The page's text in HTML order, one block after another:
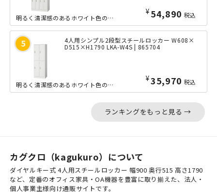
¥ 54,890 税込
明るく清潔感のあるホワイト色のエコ塗装を施した、大変リーズナブルな8人用スチール...
4人用シンプル2段型スチールロッカー W608×
D515×H1790 LKA-W4S | 865704
¥35,970 税込
明るく清潔感のあるホワイト色のエコ塗装を施した、大変リーズナブルな4人用2段型ス...
ランキングをもっと見る →
カグクロ（kagukuro）について
ダイヤルキー式 4人用スチールロッカー 幅900 奥行515 高さ1790
など、定番のオフィス家具・OA機器を豊富に取り揃えた、法人・
個人事業主様向け通販サイトです。